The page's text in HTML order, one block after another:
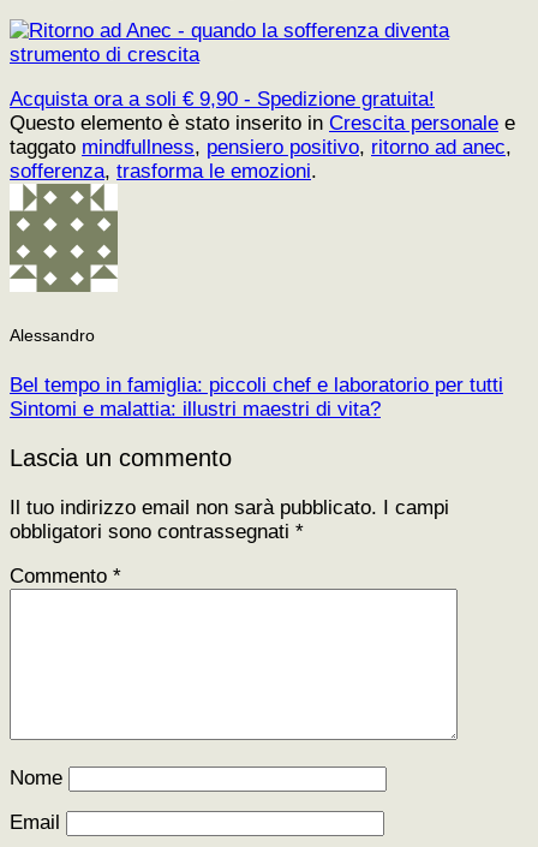
Acquista ora a soli € 9,90 - Spedizione gratuita!
Questo elemento è stato inserito in Crescita personale e
taggato mindfullness, pensiero positivo, ritorno ad anec,
sofferenza, trasforma le emozioni.
Alessandro
Bel tempo in famiglia: piccoli chef e laboratorio per tutti
Sintomi e malattia: illustri maestri di vita?
Lascia un commento
Il tuo indirizzo email non sarà pubblicato. I campi
obbligatori sono contrassegnati *
Commento *
Nome
Email